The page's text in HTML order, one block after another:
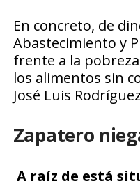
En concreto, de
Abastecimiento y
frente a la
los alimentos sin
José Luis
Zapatero
A raíz de está